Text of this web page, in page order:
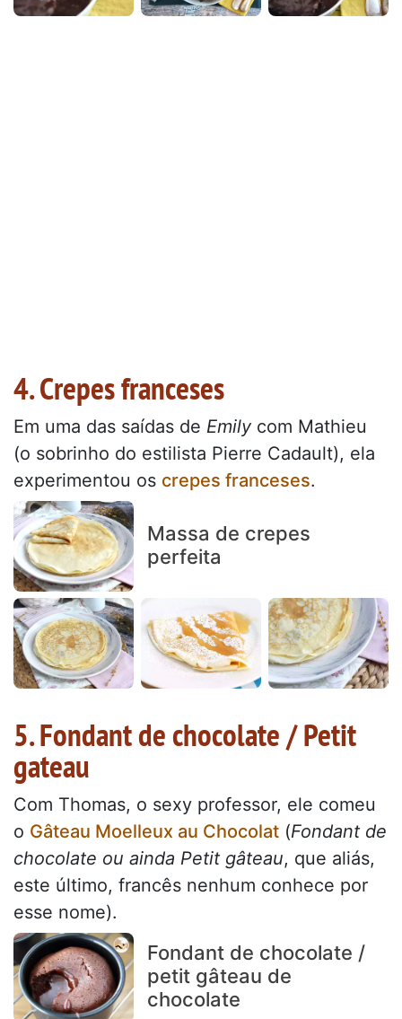
4. Crepes franceses
Em uma das saídas de Emilycom Mathieu
(o sobrinho do estilista Pierre Cadault), ela
experimentou os crepes franceses.
Massa de crepes
perfeita
5. Fondant de chocolate / Petit
gateau
Com Thomas, o sexy professor, ele comeu
o Gâteau Moelleux au Chocolat (Fondant de
chocolate ou ainda Petit gâteau, que aliás,
este último, francês nenhum conhece por
esse nome).
Fondant de chocolate /
petit gâteau de
chocolate